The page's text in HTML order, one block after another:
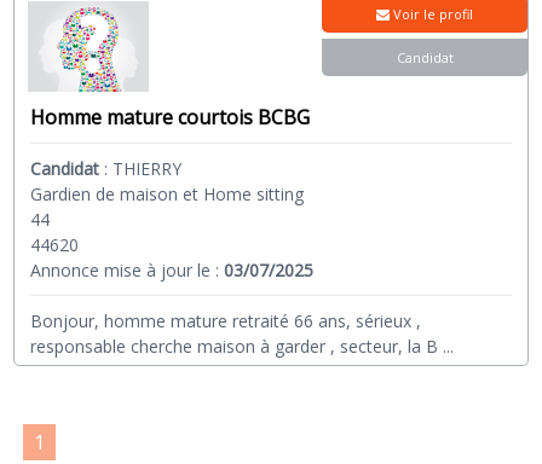
Homme mature courtois BCBG
Candidat : THIERRY
Gardien de maison et Home sitting
44
44620
Annonce mise à jour le :03/07/2025
Bonjour, homme mature retraité 66 ans, sérieux ,
responsable cherche maison à garder , secteur, la B ...
Voir le profil
Candidat
1